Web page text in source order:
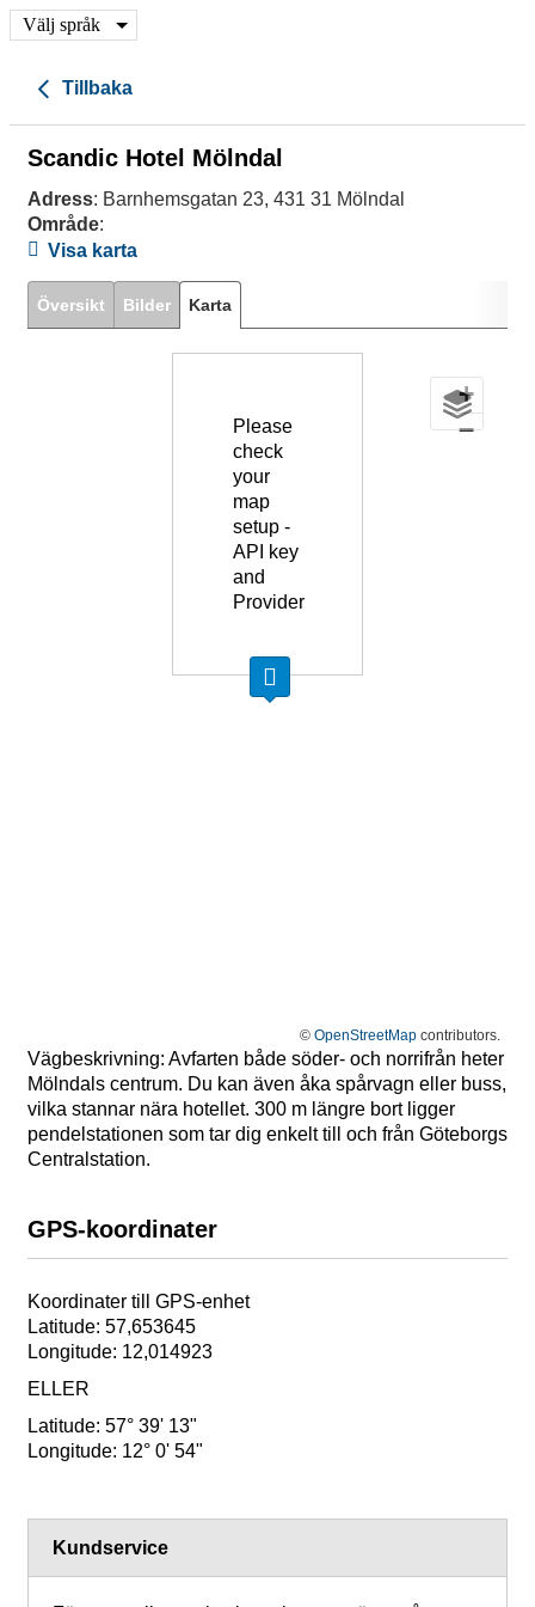
Välj språk
Tillbaka
Scandic Hotel Mölndal
Adress: Barnhemsgatan 23, 431 31 Mölndal
Område:
Visa karta
Översikt Bilder Karta
Please
check
your
map
setup -
API key
and
Provider
© OpenStreetMap contributors.
+
−
Vägbeskrivning: Avfarten både söder- och norrifrån heter
Mölndals centrum. Du kan även åka spårvagn eller buss,
vilka stannar nära hotellet. 300 m längre bort ligger
pendelstationen som tar dig enkelt till och från Göteborgs
Centralstation.
GPS-koordinater
Koordinater till GPS-enhet
Latitude: 57,653645
Longitude: 12,014923
ELLER
Latitude: 57° 39' 13"
Longitude: 12° 0' 54"
Kundservice